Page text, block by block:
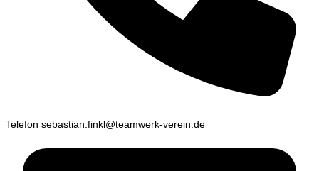
Telefon sebastian.finkl@teamwerk-verein.de